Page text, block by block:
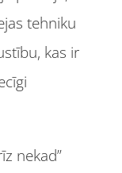
tehniku
kas ir
nekad”